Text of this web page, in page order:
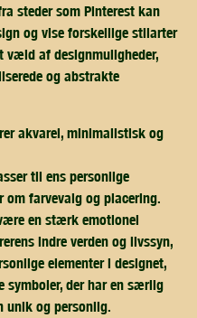
steder som Pinterest kan
og vise forskellige stilarter
væld af designmuligheder,
og abstrakte
akvarel, minimalistisk og
til ens personlige
om farvevalg og placering.
en stærk emotionel
indre verden og livssyn,
elementer i designet,
symboler, der har en særlig
unik og personlig.